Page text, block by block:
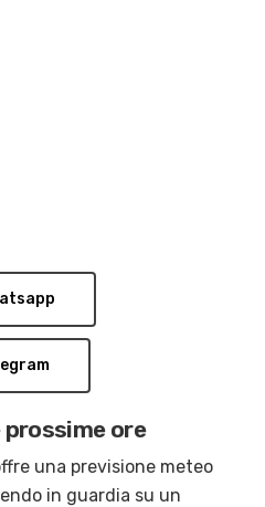
prossime ore
una previsione meteo
in guardia su un